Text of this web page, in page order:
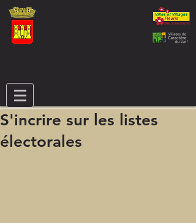
S'incrire sur les listes
électorales